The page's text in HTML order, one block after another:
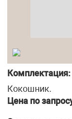
Комплектация:
Кокошник.
Цена по